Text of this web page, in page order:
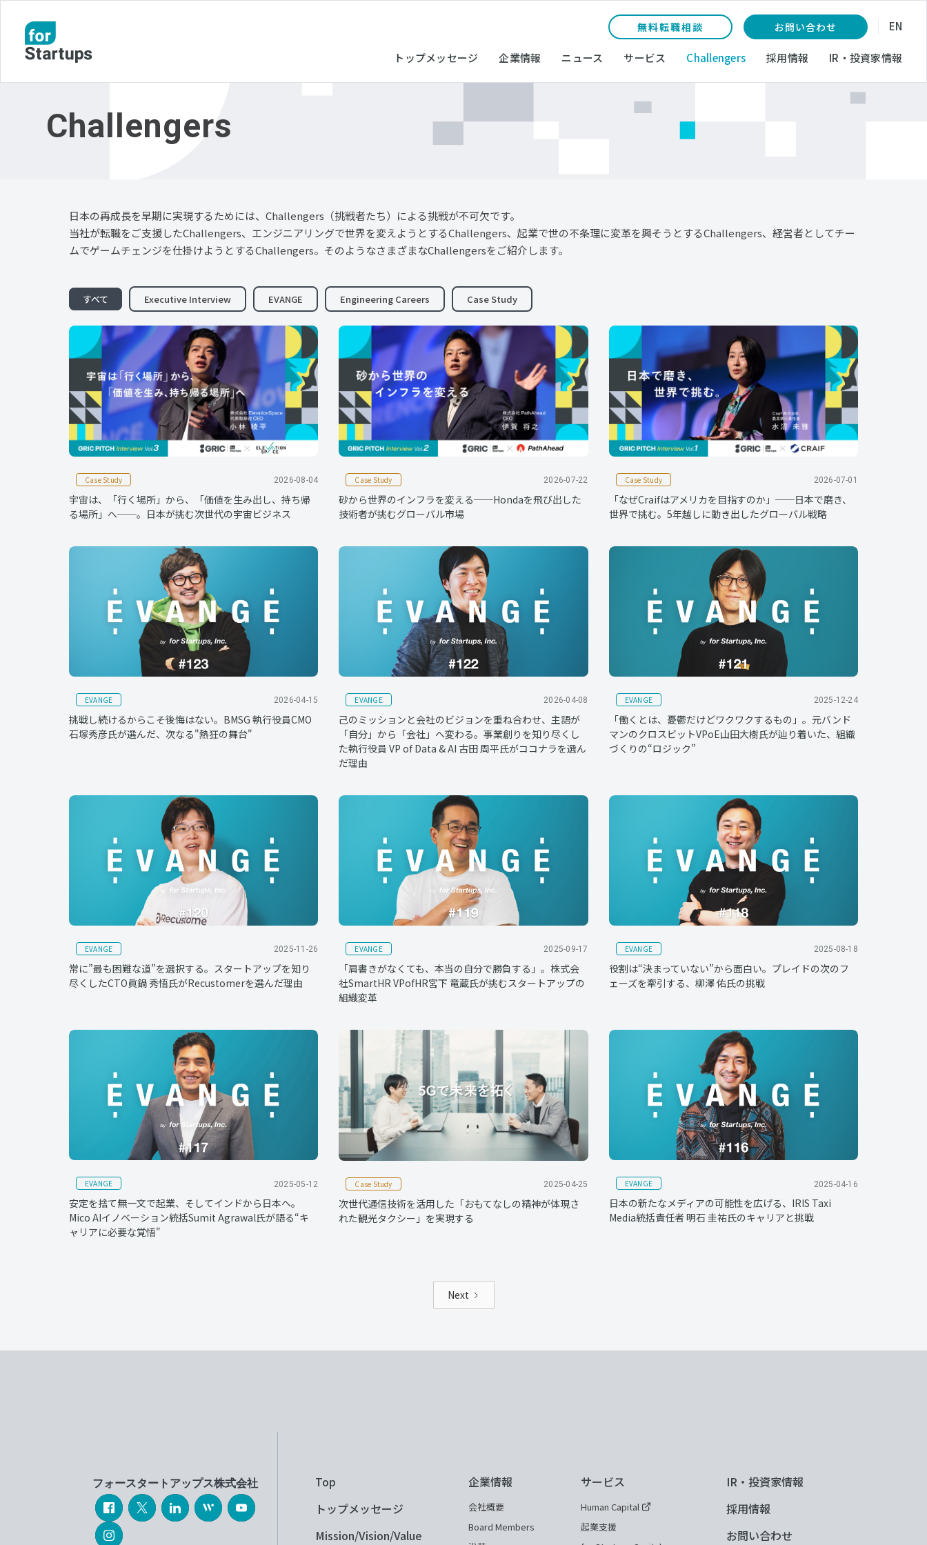
無料転職相談 お問い合わせ EN
トップメッセージ 企業情報 ニュース サービス Challengers 採用情報 IR・投資家情報
Challengers
日本の再成長を早期に実現するためには、Challengers（挑戦者たち）による挑戦が不可欠です。
当社が転職をご支援したChallengers、エンジニアリングで世界を変えようとするChallengers、起業で世の不条理に変革を興そうとするChallengers、経営者としてチー
ムでゲームチェンジを仕掛けようとするChallengers。そのようなさまざまなChallengersをご紹介します。
すべて Executive Interview EVANGE Engineering Careers Case Study
Case Study 2026-08-04
宇宙は、「行く場所」から、「価値を生み出し、持ち帰
る場所」へ──。日本が挑む次世代の宇宙ビジネス
Case Study 2026-07-22
砂から世界のインフラを変える──Hondaを飛び出した
技術者が挑むグローバル市場
Case Study 2026-07-01
「なぜCraifはアメリカを目指すのか」──日本で磨き、
世界で挑む。5年越しに動き出したグローバル戦略
EVANGE 2026-04-15
挑戦し続けるからこそ後悔はない。BMSG 執行役員CMO
石塚秀彦氏が選んだ、次なる"熱狂の舞台"
EVANGE 2026-04-08
己のミッションと会社のビジョンを重ね合わせ、主語が
「自分」から「会社」へ変わる。事業創りを知り尽くし
た執行役員 VP of Data & AI 古田 周平氏がココナラを選ん
だ理由
EVANGE 2025-12-24
「働くとは、憂鬱だけどワクワクするもの」。元バンド
マンのクロスビットVPoE山田大樹氏が辿り着いた、組織
づくりの“ロジック”
EVANGE 2025-11-26
常に”最も困難な道”を選択する。スタートアップを知り
尽くしたCTO眞鍋 秀悟氏がRecustomerを選んだ理由
EVANGE 2025-09-17
「肩書きがなくても、本当の自分で勝負する」。株式会
社SmartHR VPofHR宮下 竜蔵氏が挑むスタートアップの
組織変革
EVANGE 2025-08-18
役割は“決まっていない”から面白い。プレイドの次のフ
ェーズを牽引する、柳澤 佑氏の挑戦
EVANGE 2025-05-12
安定を捨て無一文で起業、そしてインドから日本へ。
Mico AIイノベーション統括Sumit Agrawal氏が語る“キ
ャリアに必要な覚悟"
Case Study 2025-04-25
次世代通信技術を活用した「おもてなしの精神が体現さ
れた観光タクシー」を実現する
EVANGE 2025-04-16
日本の新たなメディアの可能性を広げる、IRIS Taxi
Media統括責任者 明石 圭祐氏のキャリアと挑戦
Next
フォースタートアップス株式会社
Top
トップメッセージ
Mission/Vision/Value
企業情報
会社概要
Board Members
サービス
Human Capital
起業支援
IR・投資家情報
採用情報
お問い合わせ